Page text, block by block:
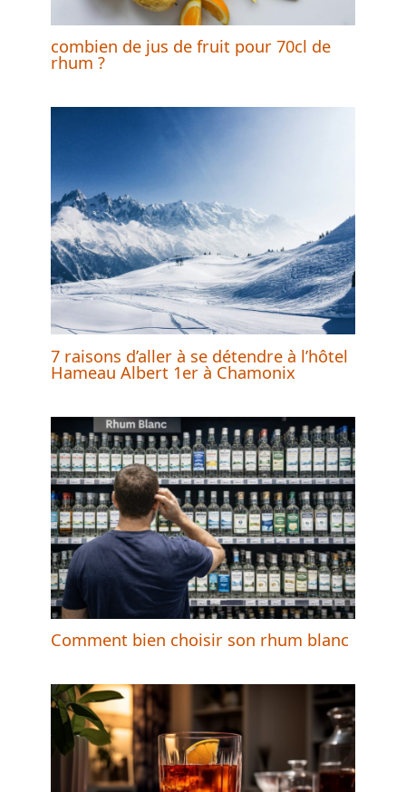
combien de jus de fruit pour 70cl de
rhum ?
7 raisons d’aller à se détendre à l’hôtel
Hameau Albert 1er à Chamonix
Comment bien choisir son rhum blanc